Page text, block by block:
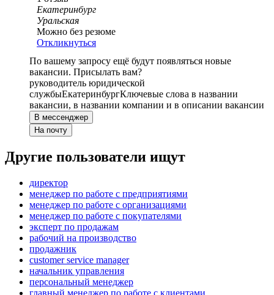
Екатеринбург
Уральская
Можно без резюме
Откликнуться
По вашему запросу ещё будут появляться новые
вакансии. Присылать вам?
руководитель юридической
службыЕкатеринбургКлючевые слова в названии
вакансии, в названии компании и в описании вакансии
В мессенджер
На почту
Другие пользователи ищут
директор
менеджер по работе с предприятиями
менеджер по работе с организациями
менеджер по работе с покупателями
эксперт по продажам
рабочий на производство
продажник
customer service manager
начальник управления
персональный менеджер